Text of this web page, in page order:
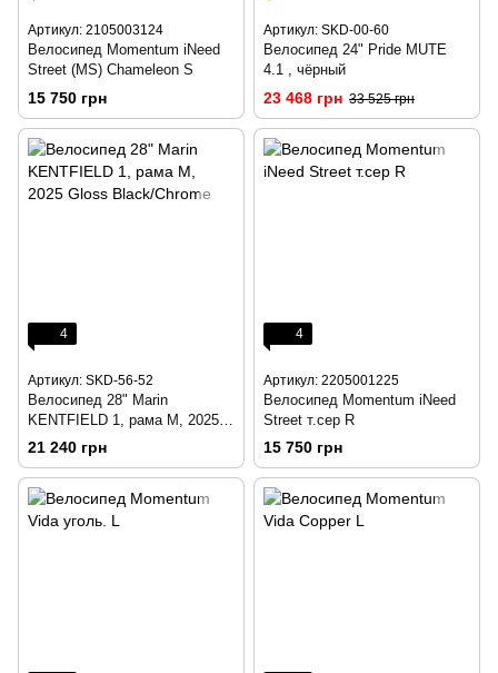
Артикул: 2105003124
Велосипед Momentum iNeed
Street (MS) Chameleon S
15 750 грн
Артикул: SKD-00-60
Велосипед 24" Pride MUTE
4.1 , чёрный
23 468 грн 33 525 грн
4
Артикул: SKD-56-52
Велосипед 28" Marin
KENTFIELD 1, рама M, 2025
Gloss Black/Chrome
21 240 грн
4
Артикул: 2205001225
Велосипед Momentum iNeed
Street т.сер R
15 750 грн